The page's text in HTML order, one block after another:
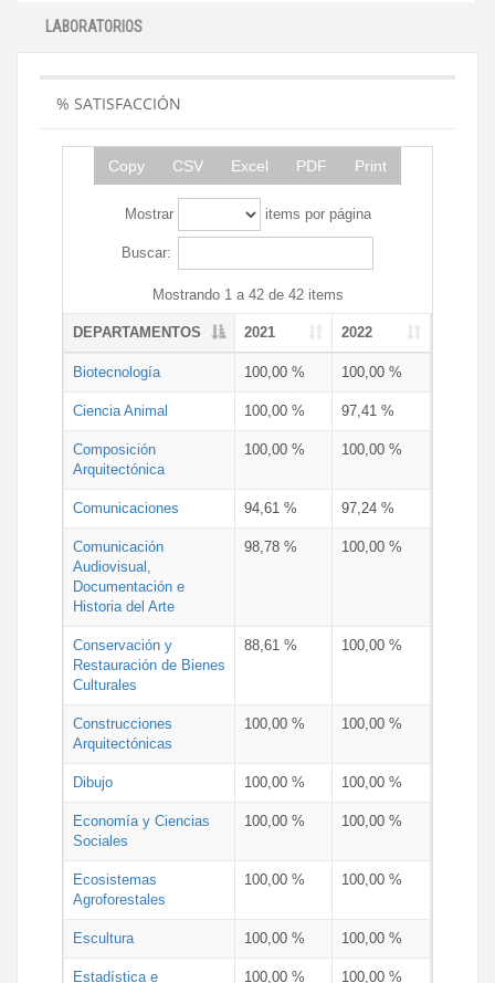
LABORATORIOS
% SATISFACCIÓN
Copy CSV Excel PDF Print
Mostrar items por página
Buscar:
Mostrando 1 a 42 de 42 items
DEPARTAMENTOS 2021 2022
Biotecnología 100,00 % 100,00 %
Ciencia Animal 100,00 % 97,41 %
Composición
Arquitectónica
100,00 % 100,00 %
Comunicaciones 94,61 % 97,24 %
Comunicación
Audiovisual,
Documentación e
Historia del Arte
98,78 % 100,00 %
Conservación y
Restauración de Bienes
Culturales
88,61 % 100,00 %
Construcciones
Arquitectónicas
100,00 % 100,00 %
Dibujo 100,00 % 100,00 %
Economía y Ciencias
Sociales
100,00 % 100,00 %
Ecosistemas
Agroforestales
100,00 % 100,00 %
Escultura 100,00 % 100,00 %
Estadística e
100,00 % 100,00 %